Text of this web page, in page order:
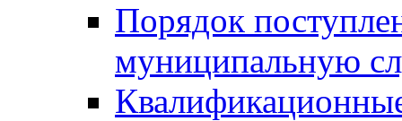
Порядок
муниципальную